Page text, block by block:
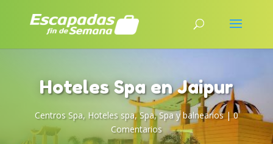
Hoteles Spa en Jaipur
Centros Spa, Hoteles spa,Spa,Spa y balnearios|0
Comentarios